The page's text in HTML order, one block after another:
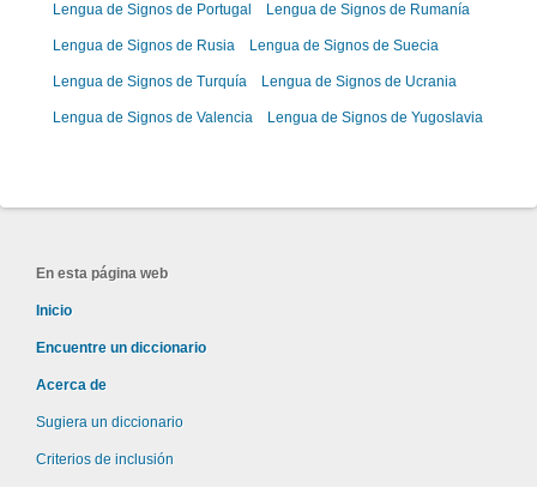
Lengua de Signos de Portugal Lengua de Signos de Rumanía
Lengua de Signos de Rusia Lengua de Signos de Suecia
Lengua de Signos de Turquía Lengua de Signos de Ucrania
Lengua de Signos de Valencia Lengua de Signos de Yugoslavia
En esta página web
Inicio
Encuentre un diccionario
Acerca de
Sugiera un diccionario
Criterios de inclusión